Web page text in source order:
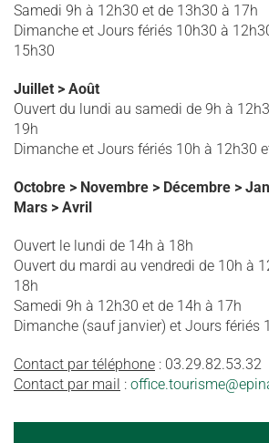
Samedi 9h à 12h30 et de 13h30 à 17h
Dimanche et Jours fériés 10h30 à
15h30
Juillet > Août
Ouvert du lundi au samedi de 9h à
19h
Dimanche et Jours fériés 10h à 12h30
Octobre > Novembre > Décembre >
Mars > Avril
Ouvert le lundi de 14h à 18h
Ouvert du mardi au vendredi de 10h à
18h
Samedi 9h à 12h30 et de 14h à 17h
Dimanche (sauf janvier) et Jours fériés
Contact par téléphone : 03.29.82.53.32
Contact par mail :